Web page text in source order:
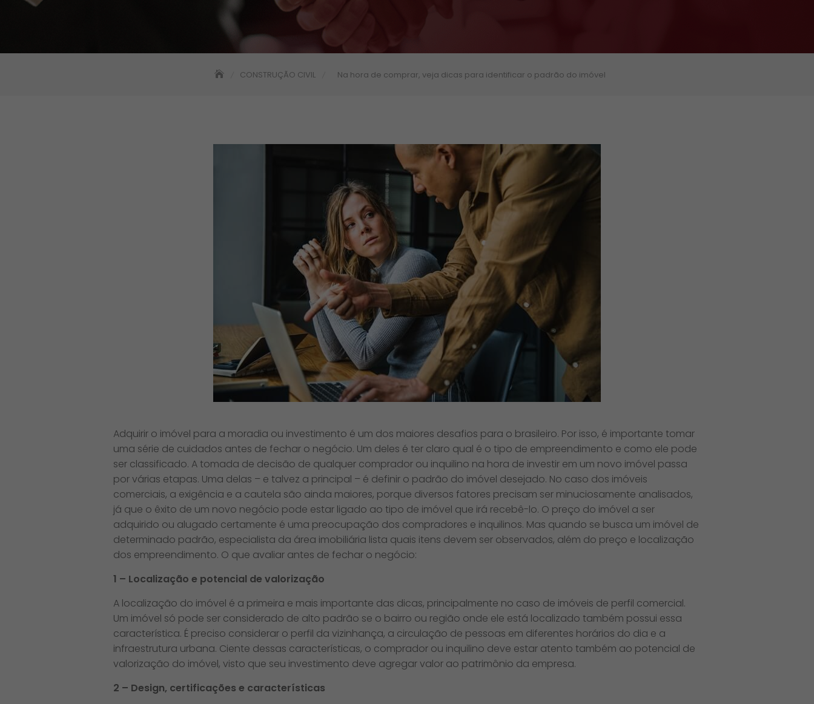
CONSTRUÇÃO CIVIL Na hora de comprar, veja dicas para identificar o padrão do imóvel
Adquirir o imóvel para a moradia ou investimento é um dos maiores desafios para o brasileiro. Por isso, é importante tomar
uma série de cuidados antes de fechar o negócio. Um deles é ter claro qual é o tipo de empreendimento e como ele pode
ser classificado. A tomada de decisão de qualquer comprador ou inquilino na hora de investir em um novo imóvel passa
por várias etapas. Uma delas – e talvez a principal – é definir o padrão do imóvel desejado. No caso dos imóveis
comerciais, a exigência e a cautela são ainda maiores, porque diversos fatores precisam ser minuciosamente analisados,
já que o êxito de um novo negócio pode estar ligado ao tipo de imóvel que irá recebê-lo. O preço do imóvel a ser
adquirido ou alugado certamente é uma preocupação dos compradores e inquilinos. Mas quando se busca um imóvel de
determinado padrão, especialista da área imobiliária lista quais itens devem ser observados, além do preço e localização
dos empreendimento. O que avaliar antes de fechar o negócio:
1 – Localização e potencial de valorização
A localização do imóvel é a primeira e mais importante das dicas, principalmente no caso de imóveis de perfil comercial.
Um imóvel só pode ser considerado de alto padrão se o bairro ou região onde ele está localizado também possui essa
característica. É preciso considerar o perfil da vizinhança, a circulação de pessoas em diferentes horários do dia e a
infraestrutura urbana. Ciente dessas características, o comprador ou inquilino deve estar atento também ao potencial de
valorização do imóvel, visto que seu investimento deve agregar valor ao patrimônio da empresa.
2 – Design, certificações e características